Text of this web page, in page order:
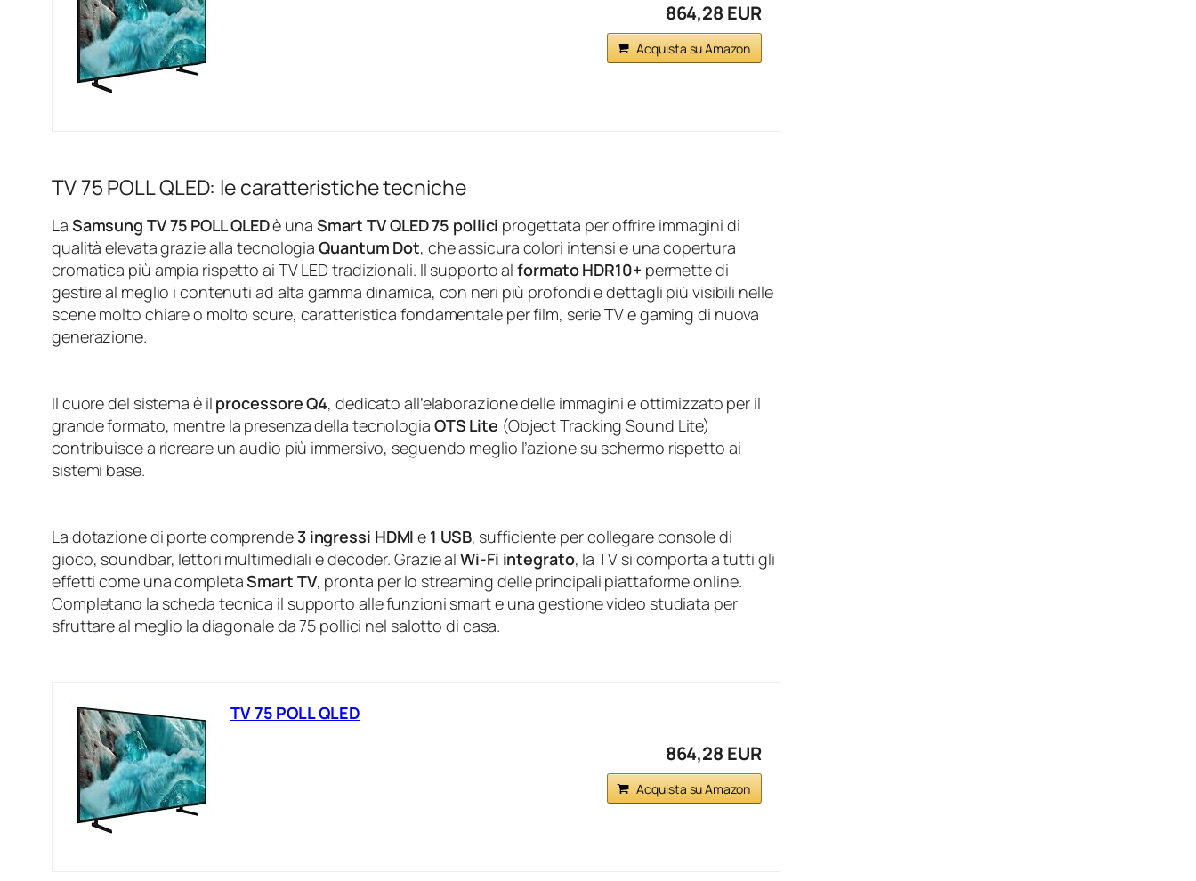
864,28 EUR
Acquista su Amazon
TV 75 POLL QLED: le caratteristiche tecniche
La Samsung TV 75 POLL QLEDè una Smart TV QLED 75 pollici progettata per offrire immagini di
qualità elevata grazie alla tecnologiaQuantum Dot, che assicura colori intensi e una copertura
cromatica più ampia rispetto ai TV LED tradizionali. Il supporto alformato HDR10+permette di
gestire al meglio i contenuti ad alta gamma dinamica, con neri più profondi e dettagli più visibili nelle
scene molto chiare o molto scure, caratteristica fondamentale per film, serie TV e gaming di nuova
generazione.
Il cuore del sistema è il processore Q4, dedicato all’elaborazione delle immagini e ottimizzato per il
grande formato, mentre la presenza della tecnologia OTS Lite (Object Tracking Sound Lite)
contribuisce a ricreare un audio più immersivo, seguendo meglio l’azione su schermo rispetto ai
sistemi base.
La dotazione di porte comprende 3 ingressi HDMI e 1 USB, sufficiente per collegare console di
gioco, soundbar, lettori multimediali e decoder. Grazie alWi-Fi integrato, la TV si comporta a tutti gli
effetti come una completaSmart TV, pronta per lo streaming delle principali piattaforme online.
Completano la scheda tecnica il supporto alle funzioni smart e una gestione video studiata per
sfruttare al meglio la diagonale da 75 pollici nel salotto di casa.
TV 75 POLL QLED
864,28 EUR
Acquista su Amazon